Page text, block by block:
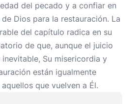
del pecado y a confiar en
Dios para la restauración. La
del capítulo radica en su
de que, aunque el juicio
Su misericordia y
están igualmente
que vuelven a Él.